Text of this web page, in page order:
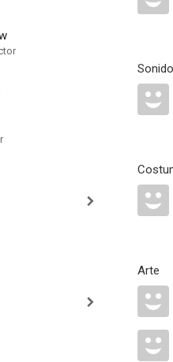
Sonido
Arte